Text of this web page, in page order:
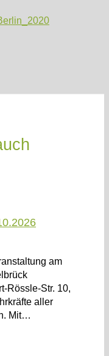
am
Rössle-Str. 10,
aller
Mit…